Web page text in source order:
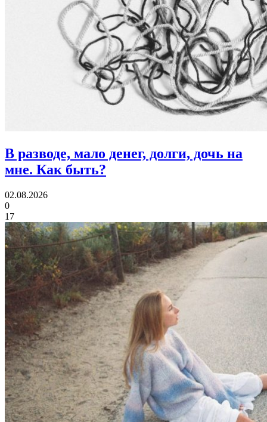
В разводе, мало денег, долги, дочь на
мне. Как быть?
02.08.2026
0
17